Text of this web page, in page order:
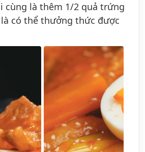
cùng là thêm 1/2 quả trứng
có thể thưởng thức được